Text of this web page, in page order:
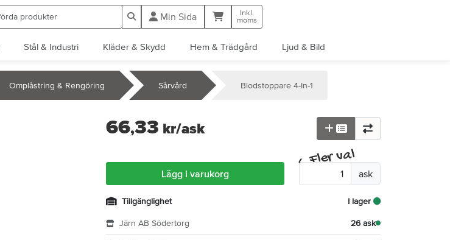
Min Sida Kundvagn
Inkl.
moms
Stål & Industri Kläder & Skydd Hem & Trädgård Ljud & Bild
Omplåstring & Rengöring Sårvård Blodstoppare 4-In-1
66,33 kr/ask
^Fler val
Lägg i varukorg ask
Tillgänglighet I lager
Järn AB Södertorg 26 ask